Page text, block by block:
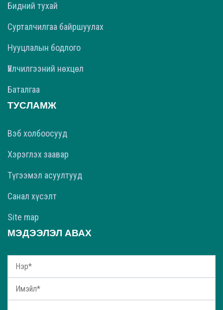
Бидний тухай
Сурталчилгаа байршуулах
Нууцлалын бодлого
Үйлчилгээний нөхцөл
Баталгаа
ТУСЛАМЖ
Вэб холбоосууд
Хэрэглэх заавар
Түгээмэл асуултууд
Санал хүсэлт
Site map
МЭДЭЭЛЭЛ АВАХ